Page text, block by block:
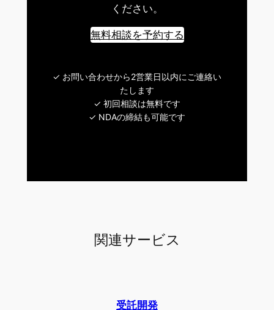
ください。
無料相談を予約する
✓ お問い合わせから2営業日以内にご連絡い
たします
✓ 初回相談は無料です
✓ NDAの締結も可能です
関連サービス
受託開発